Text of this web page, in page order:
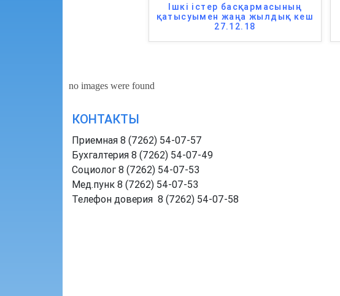
Ішкі істер басқармасының
қатысуымен жаңа жылдық кеш
27.12.18
no images were found
КОНТАКТЫ
Приемная 8 (7262) 54-07-57
Бухгалтерия 8 (7262) 54-07-49
Социолог 8 (7262) 54-07-53
Мед.пунк 8 (7262) 54-07-53
Телефон доверия 8 (7262) 54-07-58